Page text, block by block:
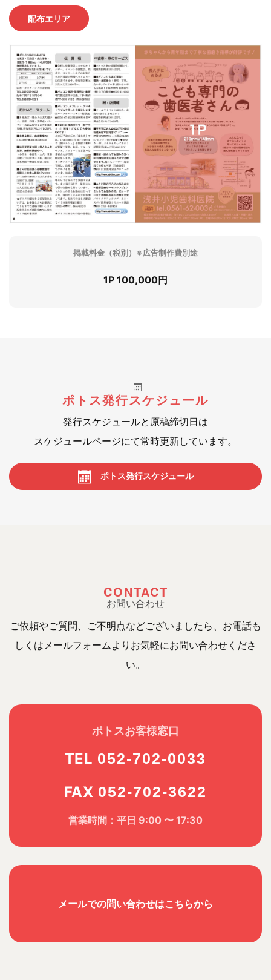
配布エリア
掲載料金（税別）※広告制作費別途
1P 100,000円
ポトス発行スケジュール
発行スケジュールと原稿締切日は
スケジュールページにて常時更新しています。
ポトス発行スケジュール
CONTACT
お問い合わせ
ご依頼やご質問、ご不明点などございましたら、お電話も
しくはメールフォームよりお気軽にお問い合わせくださ
い。
ポトスお客様窓口
TEL 052-702-0033
FAX 052-702-3622
営業時間：平日 9:00 〜 17:30
メールでの問い合わせはこちらから